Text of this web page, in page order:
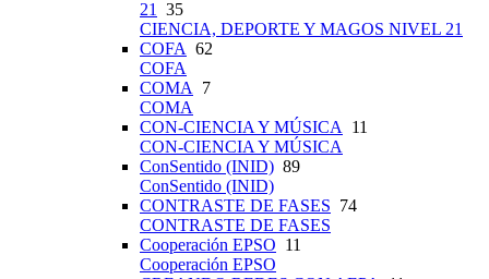
21 35
CIENCIA, DEPORTE Y MAGOS NIVEL 21
COFA 62
COFA
COMA 7
COMA
CON-CIENCIA Y MÚSICA 11
CON-CIENCIA Y MÚSICA
ConSentido (INID) 89
ConSentido (INID)
CONTRASTE DE FASES 74
CONTRASTE DE FASES
Cooperación EPSO 11
Cooperación EPSO